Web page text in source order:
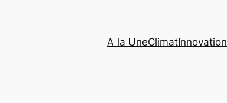
A la UneClimatInnovation